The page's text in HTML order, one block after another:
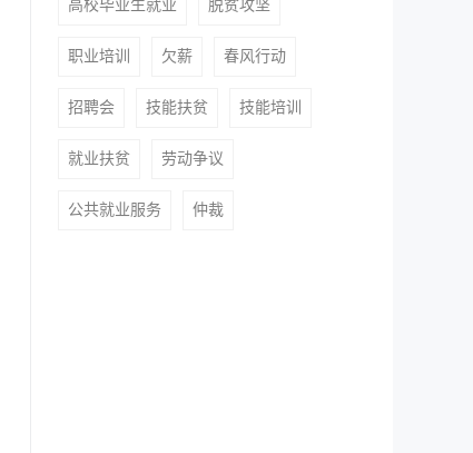
高校毕业生就业 脱贫攻坚
职业培训 欠薪 春风行动
招聘会 技能扶贫 技能培训
就业扶贫 劳动争议
公共就业服务 仲裁